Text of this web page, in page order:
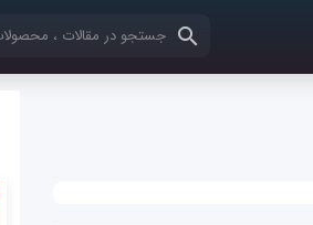
کلمات کلیدی خود را وارد کنید